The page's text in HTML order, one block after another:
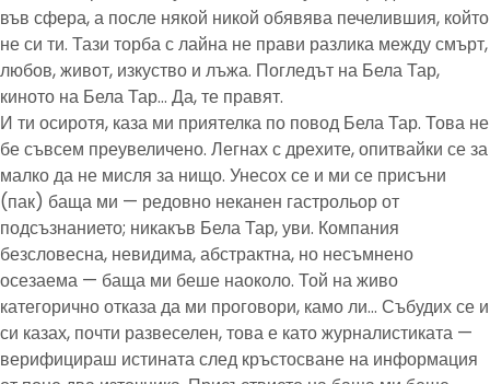
във сфера, а после някой никой обявява печелившия, който
не си ти. Тази торба с лайна не прави разлика между смърт,
любов, живот, изкуство и лъжа. Погледът на Бела Тар,
киното на Бела Тар… Да, те правят.
И ти осиротя, каза ми приятелка по повод Бела Тар. Това не
бе съвсем преувеличено. Легнах с дрехите, опитвайки се за
малко да не мисля за нищо. Унесох се и ми се присъни
(пак) баща ми — редовно неканен гастрольор от
подсъзнанието; никакъв Бела Тар, уви. Компания
безсловесна, невидима, абстрактна, но несъмнено
осезаема — баща ми беше наоколо. Той на живо
категорично отказа да ми проговори, камо ли… Събудих се и
си казах, почти развеселен, това е като журналистиката —
верифицираш истината след кръстосване на информация